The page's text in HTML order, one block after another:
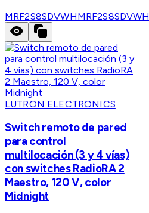
MRF2S8SDVWHMRF2S8SDVWH
LUTRON ELECTRONICS
Switch remoto de pared
para control
multilocación (3 y 4 vías)
con switches RadioRA 2
Maestro, 120 V, color
Midnight